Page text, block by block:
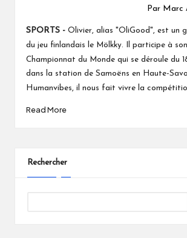
Par Marc
SPORTS - Olivier, alias "OliGood", est un
du jeu finlandais le Mölkky. Il participe à
Championnat du Monde qui se déroule du
dans la station de Samoëns en Haute-
Humanvibes, il nous fait vivre la
Read More
Rechercher